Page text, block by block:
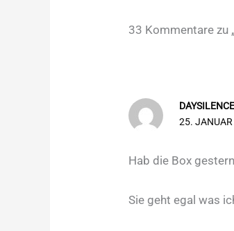
33 Kommentare zu
DAYSILENCE
25.
Hab die Box
Sie geht egal was